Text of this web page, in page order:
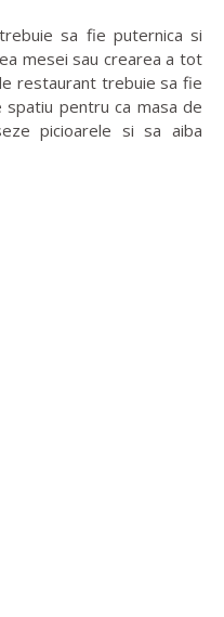
sa fie puternica si
mesei sau crearea a tot
restaurant trebuie sa fie
pentru ca masa de
picioarele si sa aiba